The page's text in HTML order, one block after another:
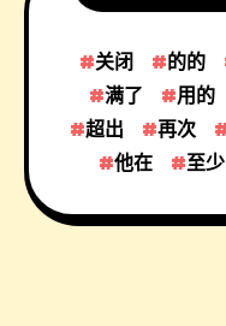
关闭 的的
满了
用的
超出
再次
他在
至少